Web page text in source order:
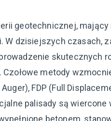
geotechnicznej, mający
W dzisiejszych czasach,
skutecznych
metody
FDP (Full
palisady są wiercone
betonem,